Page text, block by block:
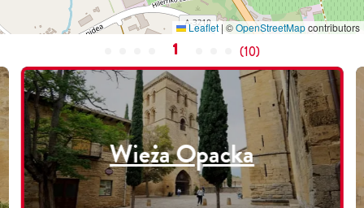
Leaflet | ©OpenStreetMapcontributors
1 (10)
Wieża Opacka